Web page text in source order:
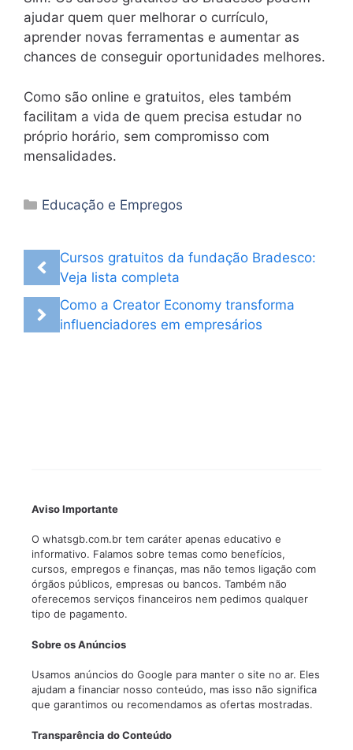
ajudar quem quer melhorar o currículo,
aprender novas ferramentas e aumentar as
chances de conseguir oportunidades melhores.
Como são online e gratuitos, eles também
facilitam a vida de quem precisa estudar no
próprio horário, sem compromisso com
mensalidades.
Categorias
Educação e Empregos
Cursos gratuitos da fundação Bradesco:
Veja lista completa
Como a Creator Economy transforma
influenciadores em empresários
Aviso Importante
O whatsgb.com.br tem caráter apenas educativo e
informativo. Falamos sobre temas como benefícios,
cursos, empregos e finanças, mas não temos ligação com
órgãos públicos, empresas ou bancos. Também não
oferecemos serviços financeiros nem pedimos qualquer
tipo de pagamento.
Sobre os Anúncios
Usamos anúncios do Google para manter o site no ar. Eles
ajudam a financiar nosso conteúdo, mas isso não significa
que garantimos ou recomendamos as ofertas mostradas.
Transparência do Conteúdo